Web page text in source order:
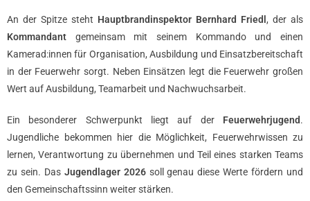
An der Spitze steht Hauptbrandinspektor Bernhard Friedl , der als
Kommandant gemeinsam mit seinem Kommando und einen
Kamerad:innen für Organisation, Ausbildung und Einsatzbereitschaft
in der Feuerwehr sorgt. Neben Einsätzen legt die Feuerwehr großen
Wert auf Ausbildung, Teamarbeit und Nachwuchsarbeit.
Ein besonderer Schwerpunkt liegt auf der Feuerwehrjugend.
Jugendliche bekommen hier die Möglichkeit, Feuerwehrwissen zu
lernen, Verantwortung zu übernehmen und Teil eines starken Teams
zu sein. Das Jugendlager 2026soll genau diese Werte fördern und
den Gemeinschaftssinn weiter stärken.